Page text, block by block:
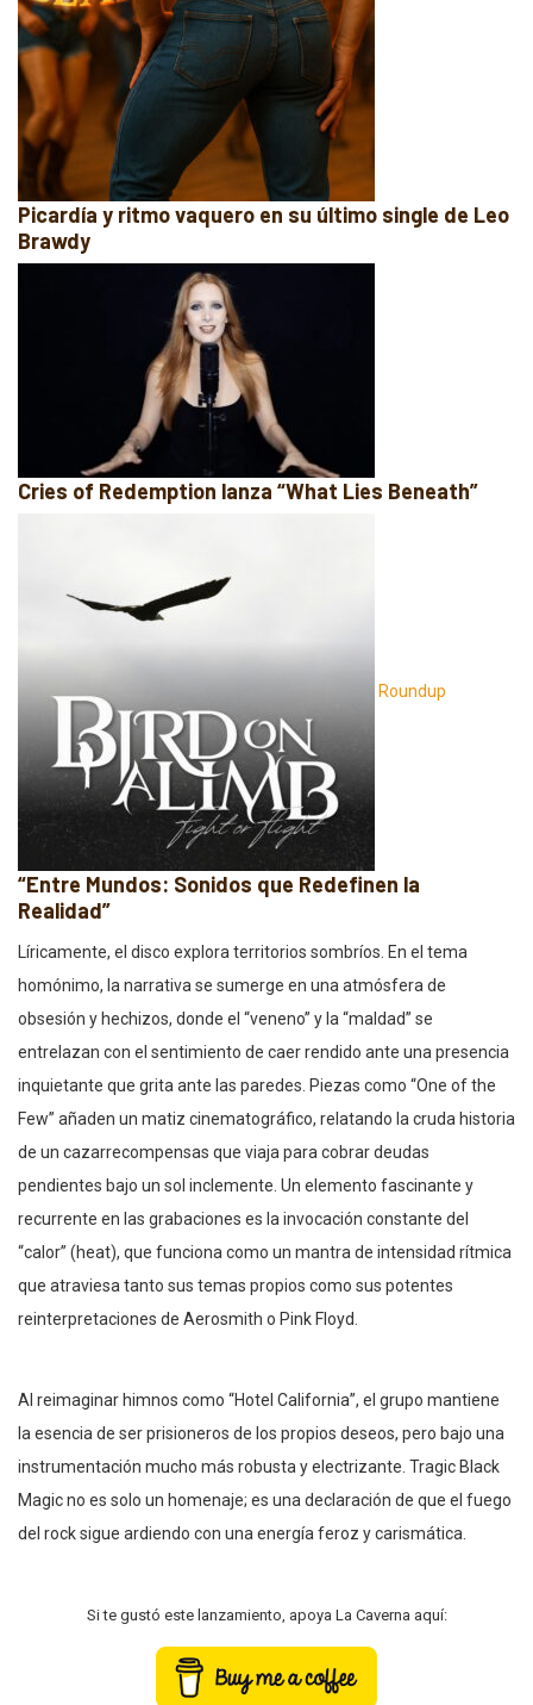
Picardía y ritmo vaquero en su último single de Leo
Brawdy
Cries of Redemption lanza “What Lies Beneath”
Roundup
“Entre Mundos: Sonidos que Redefinen la
Realidad”
Líricamente, el disco explora territorios sombríos. En el tema
homónimo, la narrativa se sumerge en una atmósfera de
obsesión y hechizos, donde el “veneno” y la “maldad” se
entrelazan con el sentimiento de caer rendido ante una presencia
inquietante que grita ante las paredes. Piezas como “One of the
Few” añaden un matiz cinematográfico, relatando la cruda historia
de un cazarrecompensas que viaja para cobrar deudas
pendientes bajo un sol inclemente. Un elemento fascinante y
recurrente en las grabaciones es la invocación constante del
“calor” (heat), que funciona como un mantra de intensidad rítmica
que atraviesa tanto sus temas propios como sus potentes
reinterpretaciones de Aerosmith o Pink Floyd.
Al reimaginar himnos como “Hotel California”, el grupo mantiene
la esencia de ser prisioneros de los propios deseos, pero bajo una
instrumentación mucho más robusta y electrizante. Tragic Black
Magic no es solo un homenaje; es una declaración de que el fuego
del rock sigue ardiendo con una energía feroz y carismática.
Si te gustó este lanzamiento, apoya La Caverna aquí: